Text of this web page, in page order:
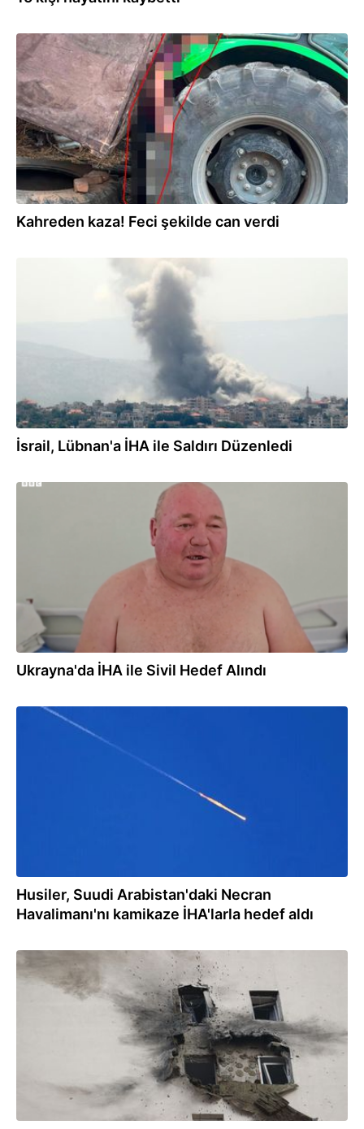
05.08.2026
Kahreden kaza! Feci şekilde can verdi
İsrail, Lübnan'a İHA ile Saldırı Düzenledi
Ukrayna'da İHA ile Sivil Hedef Alındı
04.08.2026
Husiler, Suudi Arabistan'daki Necran
Havalimanı'nı kamikaze İHA'larla hedef aldı
04.08.2026